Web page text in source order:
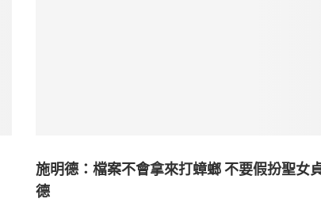
施明德：檔案不會拿來打蟑螂 不要假扮聖女
德